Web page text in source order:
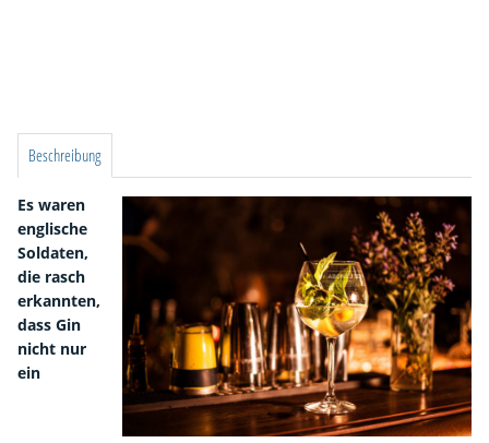
Beschreibung
Es waren
englische
Soldaten,
die rasch
erkannten,
dass Gin
nicht nur
ein